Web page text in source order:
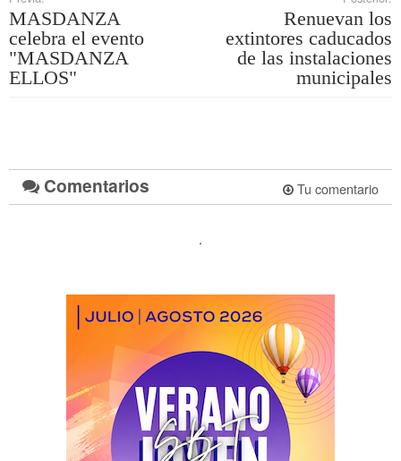
MASDANZA
celebra el evento
"MASDANZA
ELLOS"
Renuevan los
extintores caducados
de las instalaciones
municipales
Comentarios Tu comentario
.